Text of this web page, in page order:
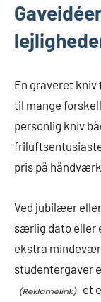
En graveret kniv
til mange
personlig kniv
pris på
Ved jubilæer
særlig dato eller
ekstra
studentergaver
et